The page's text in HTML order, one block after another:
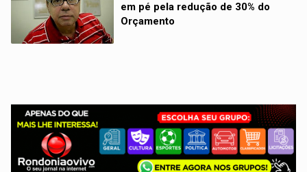
em pé pela redução de 30% do
Orçamento